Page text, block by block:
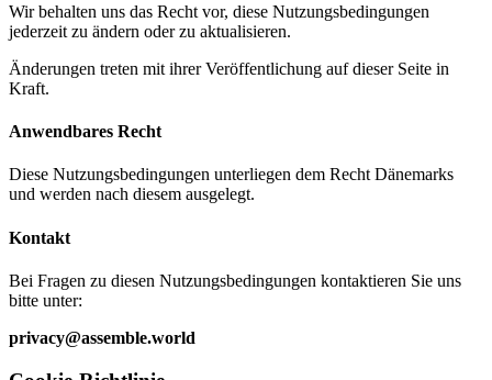
Wir behalten uns das Recht vor, diese Nutzungsbedingungen
jederzeit zu ändern oder zu aktualisieren.
Änderungen treten mit ihrer Veröffentlichung auf dieser Seite in
Kraft.
Anwendbares Recht
Diese Nutzungsbedingungen unterliegen dem Recht Dänemarks
und werden nach diesem ausgelegt.
Kontakt
Bei Fragen zu diesen Nutzungsbedingungen kontaktieren Sie uns
bitte unter:
privacy@assemble.world